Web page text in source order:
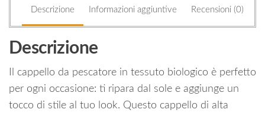
Descrizione Informazioni aggiuntive Recensioni (0)
Descrizione
Il cappello da pescatore in tessuto biologico è perfetto
per ogni occasione: ti ripara dal sole e aggiunge un
tocco di stile al tuo look. Questo cappello di alta